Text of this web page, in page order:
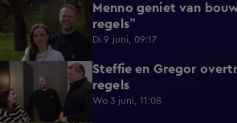
Menno geniet van
regels”
Di 9 juni, 09:17
1:13
Steffie en Gregor
regels
Wo 3 juni, 11:08